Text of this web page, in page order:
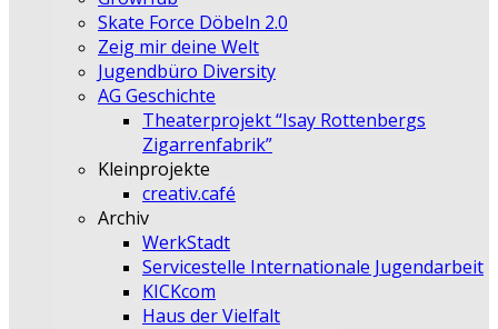
Skate Force Döbeln 2.0
Zeig mir deine Welt
Jugendbüro Diversity
AG Geschichte
Theaterprojekt “Isay Rottenbergs
Zigarrenfabrik”
Kleinprojekte
creativ.café
Archiv
WerkStadt
Servicestelle Internationale Jugendarbeit
KICKcom
Haus der Vielfalt